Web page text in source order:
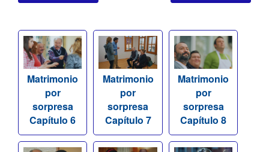
Matrimonio
por
sorpresa
Capítulo 6
Matrimonio
por
sorpresa
Capítulo 7
Matrimonio
por
sorpresa
Capítulo 8